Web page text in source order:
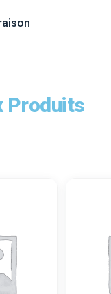
Produits